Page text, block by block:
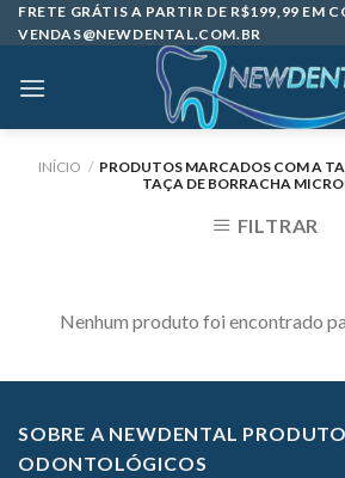
Skip
to
FRETE GRÁTIS A PARTIR DE R$199,99 EM
VENDAS@NEWDENTAL.COM.BR
INÍCIO / PRODUTOS MARCADOS COM A
TAÇA DE BORRACHA
FILTRAR
Nenhum produto foi encontrado
SOBRE A NEWDENTAL
ODONTOLÓGICOS